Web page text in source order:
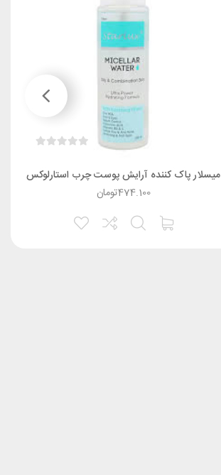
میسلار پاک کننده آرایش پوست چرب استارلوکس
تومان474.100